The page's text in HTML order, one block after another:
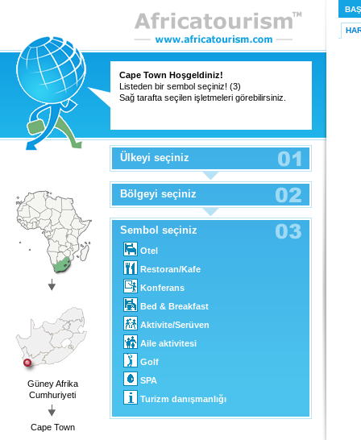
Cape Town Hoşgeldiniz!
Listeden bir sembol seçiniz! (3)
Sağ tarafta seçilen işletmeleri görebilirsiniz.
Güney Afrika
Cumhuriyeti
Cape Town
Ülkeyi seçiniz
Bölgeyi seçiniz
Sembol seçiniz
Otel
Restoran/Kafe
Konferans
Bed & Breakfast
Aktivite/Serüven
Aile aktivitesi
Golf
SPA
Turizm danışmanlığı